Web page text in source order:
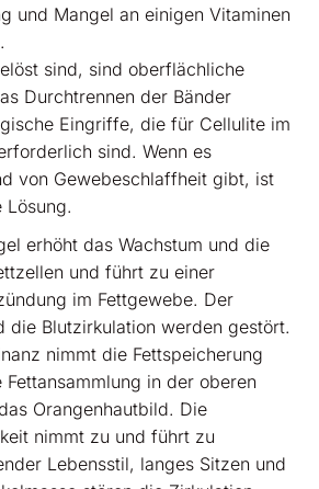
und Mangel an einigen Vitaminen
sind, sind oberflächliche
Durchtrennen der Bänder
Eingriffe, die für Cellulite im
sind. Wenn es
von Gewebeschlaffheit gibt, ist
erhöht das Wachstum und die
und führt zu einer
im Fettgewebe. Der
die Blutzirkulation werden gestört.
nimmt die Fettspeicherung
Fettansammlung in der oberen
Orangenhautbild. Die
nimmt zu und führt zu
Lebensstil, langes Sitzen und